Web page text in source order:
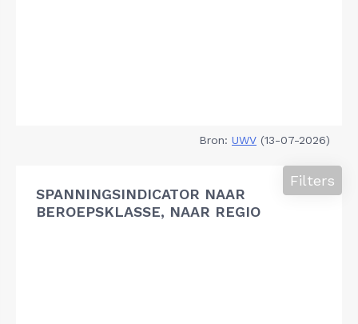
Bron: UWV (13-07-2026)
SPANNINGSINDICATOR NAAR
BEROEPSKLASSE, NAAR REGIO
Filters